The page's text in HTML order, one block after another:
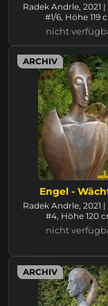
Radek Andrle, 2021
#1/6, Höhe 119
nicht
ARCHIV
Engel -
Radek Andrle, 2021
#4, Höhe 120
nicht
ARCHIV